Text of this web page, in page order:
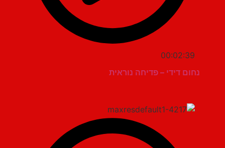
00:02:39
נחום דידי – פדיחה נוראית